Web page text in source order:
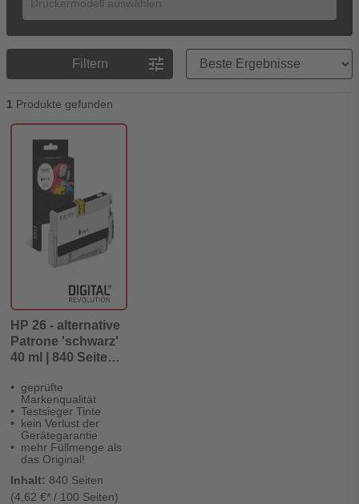
Filtern tune
Preisreihenfolge
1 Produkte gefunden
HP 26 - alternative
Patrone 'schwarz'
40 ml | 840 Seiten -
geprüfte
Markenqualität
Testsieger Tinte
kein Verlust der
Gerätegarantie
mehr Füllmenge als
das Original!
Inhalt: 840 Seiten
(4,62 €* / 100 Seiten)